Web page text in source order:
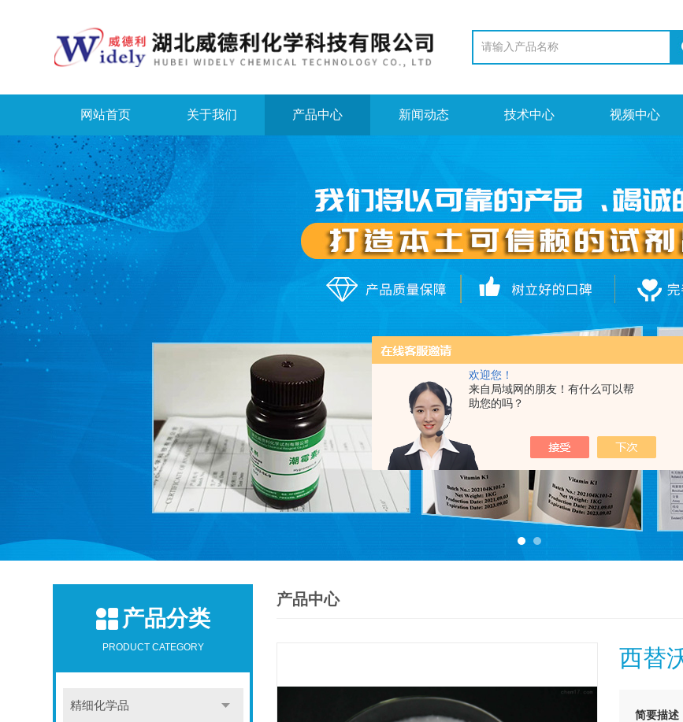
欢迎您！
来自局域网的朋友！有什么可以帮
助您的吗？
网站首页 关于我们 产品中心 新闻动态 技术中心 视频中心
产品分类
PRODUCT CATEGORY
精细化学品
产品中心
西替
简要描述